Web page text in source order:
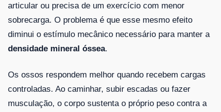
articular ou precisa de um exercício com menor
sobrecarga. O problema é que esse mesmo efeito
diminui o estímulo mecânico necessário para manter a
densidade mineral óssea.
Os ossos respondem melhor quando recebem cargas
controladas. Ao caminhar, subir escadas ou fazer
musculação, o corpo sustenta o próprio peso contra a